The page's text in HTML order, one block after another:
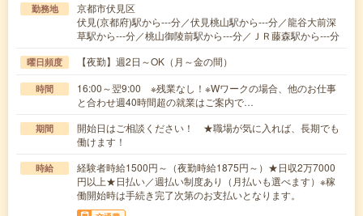
勤務地
京都市伏見区
伏見(京都府)駅から---分／伏見桃山駅から---分／龍谷大前深
草駅から---分／桃山御陵前駅から---分／ＪＲ藤森駅から---分
曜日頻度 【夜勤】週2日～OK（月～金の間）
時間
16:00～翌9:00 ※残業なし！※Wワークの場合、他のお仕事
と合わせ週40時間超の就業はご案内で…
期間
開始日はご相談ください！ ★職場が気に入れば、長期でも
働けます！
時給
経験者時給1500円～（夜勤時給1875円～）★日収2万7000
円以上★日払い／週払い制度あり（月払いも選べます）※稼
働開始時は手続き完了次第のお支払いとなります。